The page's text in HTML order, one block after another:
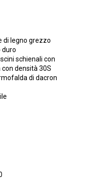
di legno grezzo
duro
schienali con
densità 30S
di dacron